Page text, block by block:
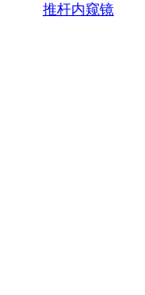
推杆内窥镜